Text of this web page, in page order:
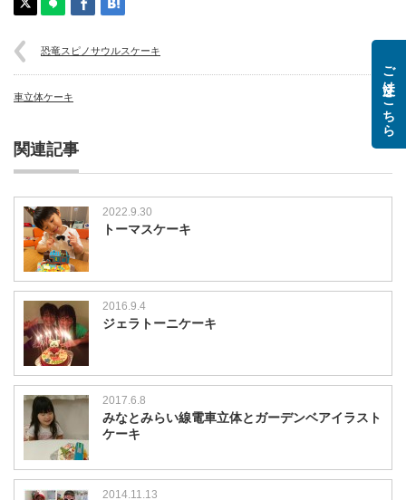
恐竜スピノサウルスケーキ
車立体ケーキ
関連記事
2022.9.30
トーマスケーキ
2016.9.4
ジェラトーニケーキ
2017.6.8
みなとみらい線電車立体とガーデンベアイラスト
ケーキ
2014.11.13
ご注文はこちら